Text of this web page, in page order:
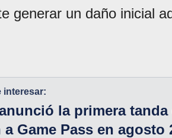
generar un daño inicial
interesar:
la primera
a Game Pass en agosto